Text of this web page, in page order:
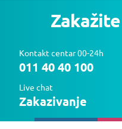
Zakažite
Kontakt centar 00-24h
011 40 40 100
Live chat
Zakazivanje